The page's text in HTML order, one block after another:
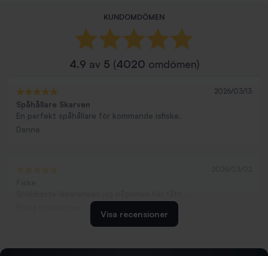
KUNDOMDÖMEN
4.9 av 5 (4020 omdömen)
2026/03/13
Spåhållare Skarven
En perfekt spåhållare för kommande isfiske.
Danne
2026/02/19
Visa recensioner